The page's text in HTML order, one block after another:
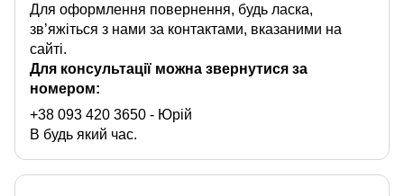
Для оформлення повернення, будь ласка,
зв’яжіться з нами за контактами, вказаними на
сайті.
Для консультації можна звернутися за
номером:
+38 093 420 3650 - Юрій
В будь який час.